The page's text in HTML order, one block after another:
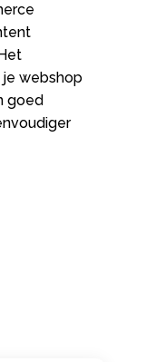
webshop
goed